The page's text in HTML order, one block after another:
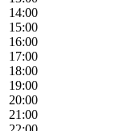
14:00
15:00
16:00
17:00
18:00
19:00
20:00
21:00